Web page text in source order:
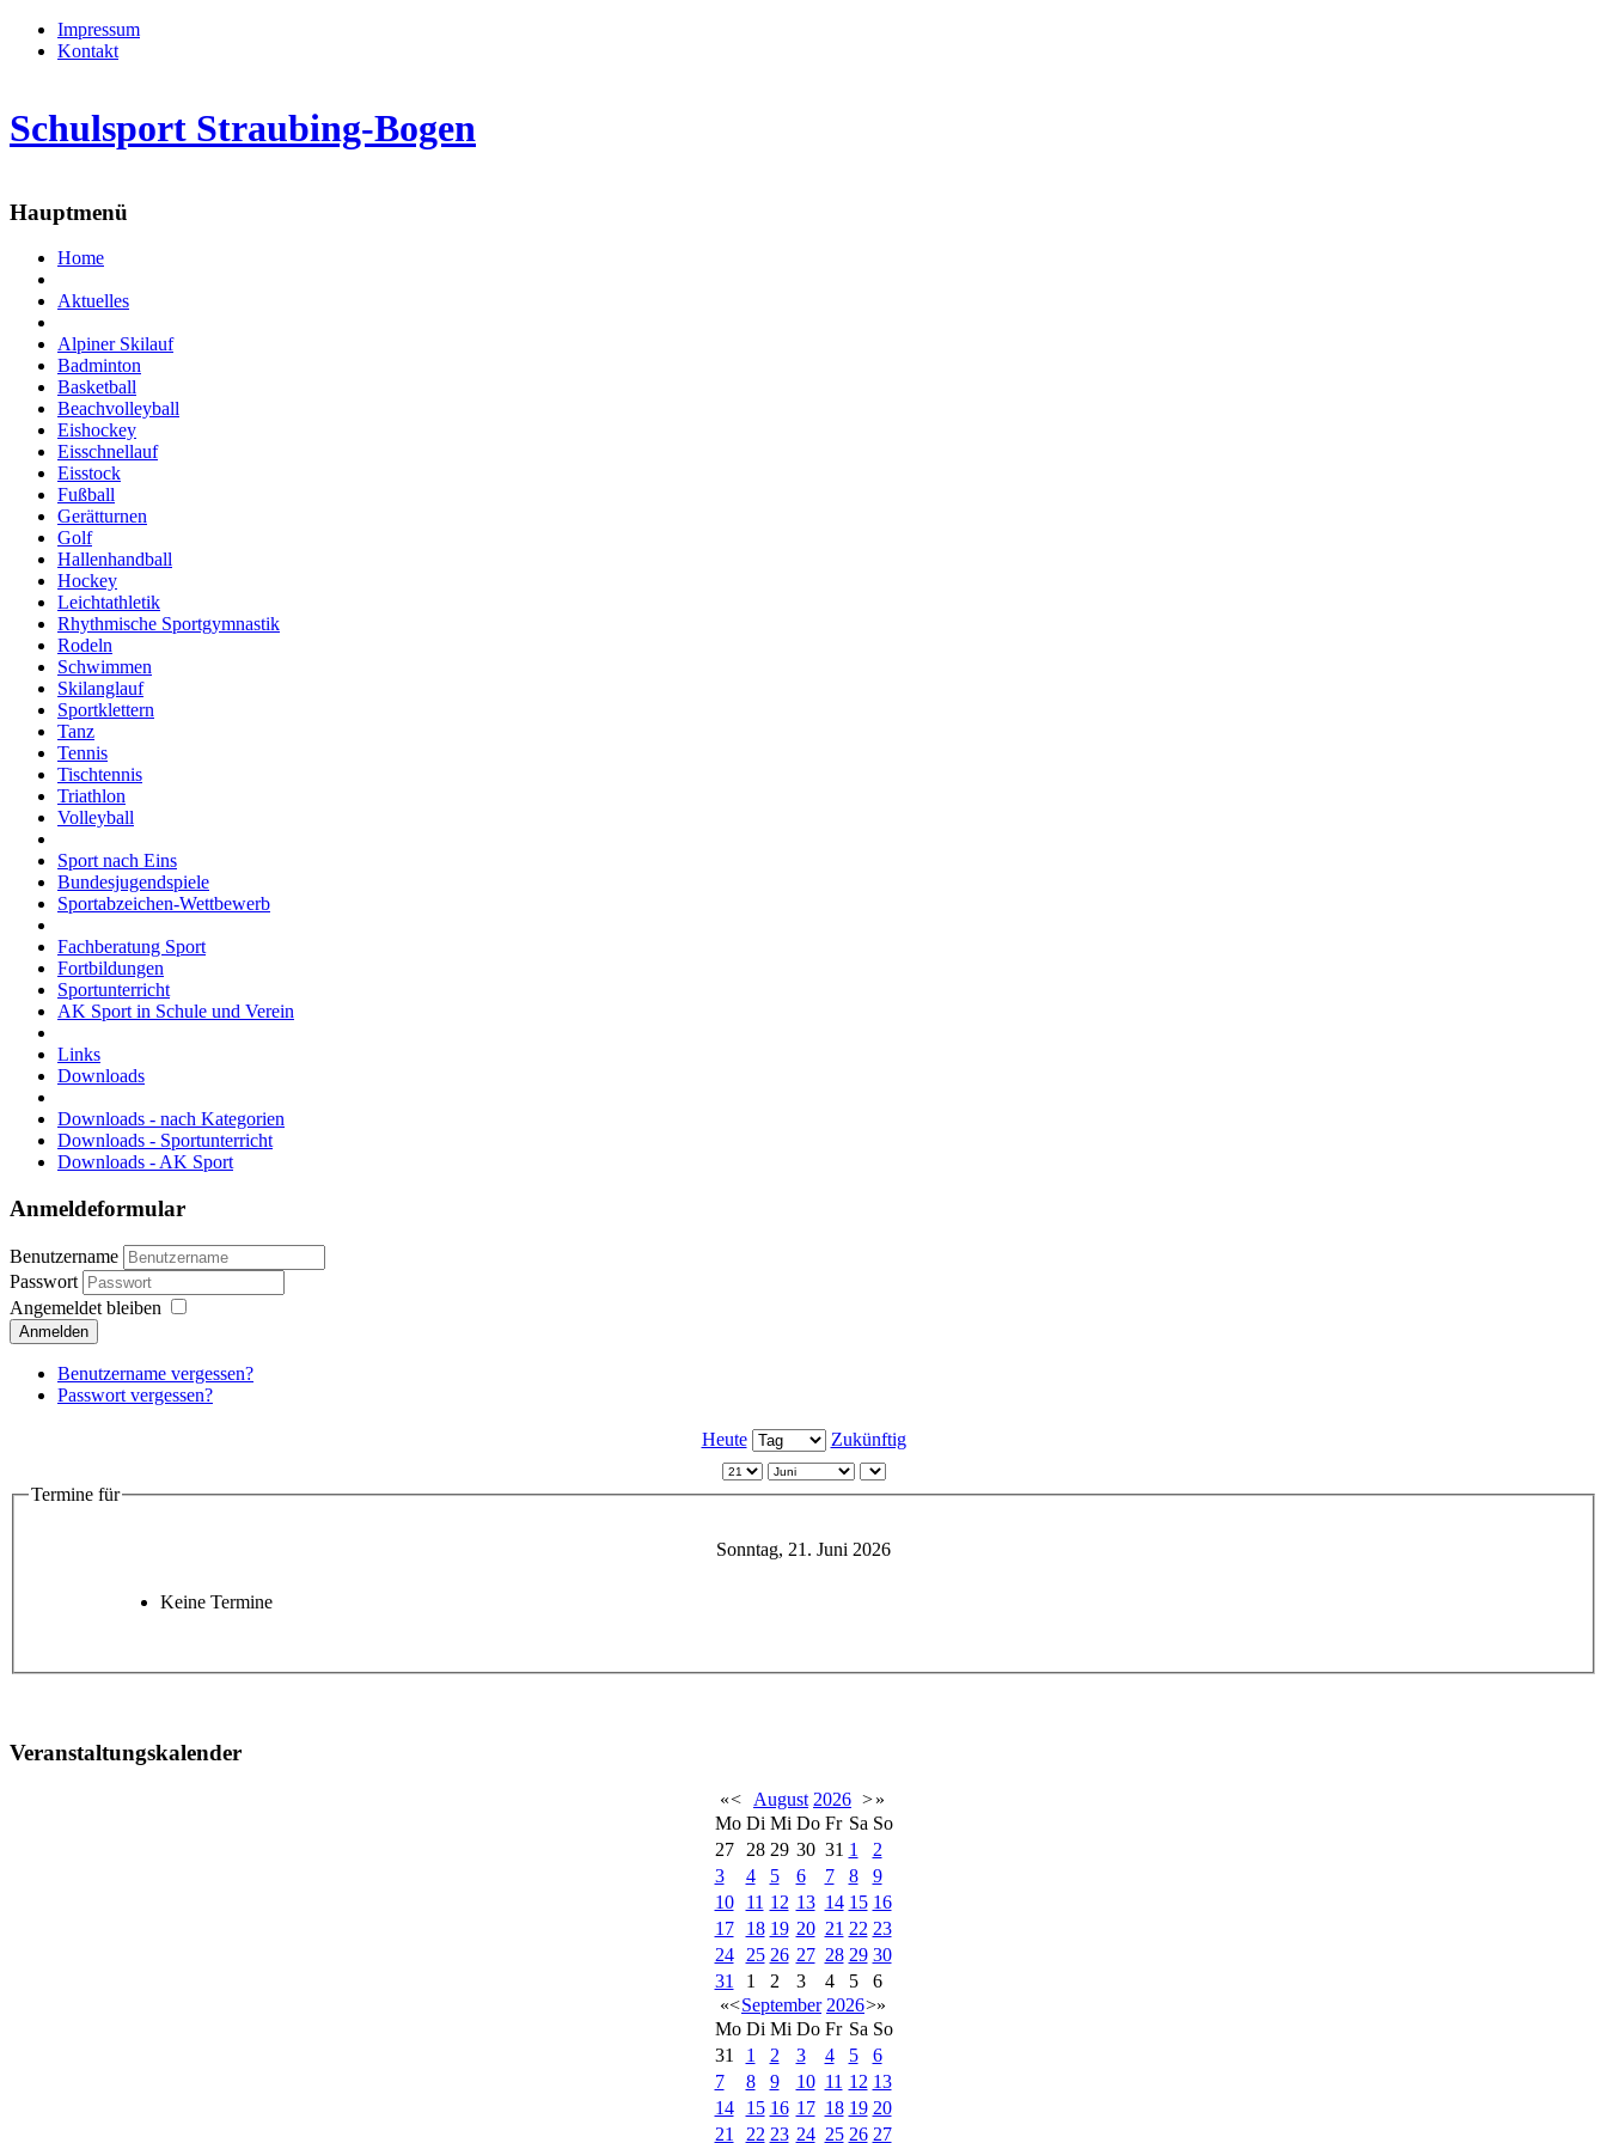
Impressum
Kontakt
Schulsport Straubing-Bogen
Hauptmenü
Home
Aktuelles
Alpiner Skilauf
Badminton
Basketball
Beachvolleyball
Eishockey
Eisschnellauf
Eisstock
Fußball
Gerätturnen
Golf
Hallenhandball
Hockey
Leichtathletik
Rhythmische Sportgymnastik
Rodeln
Schwimmen
Skilanglauf
Sportklettern
Tanz
Tennis
Tischtennis
Triathlon
Volleyball
Sport nach Eins
Bundesjugendspiele
Sportabzeichen-Wettbewerb
Fachberatung Sport
Fortbildungen
Sportunterricht
AK Sport in Schule und Verein
Links
Downloads
Downloads - nach Kategorien
Downloads - Sportunterricht
Downloads - AK Sport
Anmeldeformular
Benutzername
Passwort
Angemeldet bleiben
Anmelden
Benutzername vergessen?
Passwort vergessen?
Heute Zukünftig
Termine für
Sonntag, 21. Juni 2026
Keine Termine
Veranstaltungskalender
«< August 2026 >»
Mo Di Mi Do Fr Sa So
27
28 29 30 31 1
2
3
4 5 6 7 8
9
10
11 12 13 14 15 16
17
18 19 20 21 22 23
24
25 26 27 28 29 30
31
1 2 3 4 5
6
«<September 2026>»
Mo Di Mi Do Fr Sa So
31
1 2 3 4 5
6
7
8 9 10 11 12 13
14
15 16 17 18 19 20
21
22 23 24 25 26 27